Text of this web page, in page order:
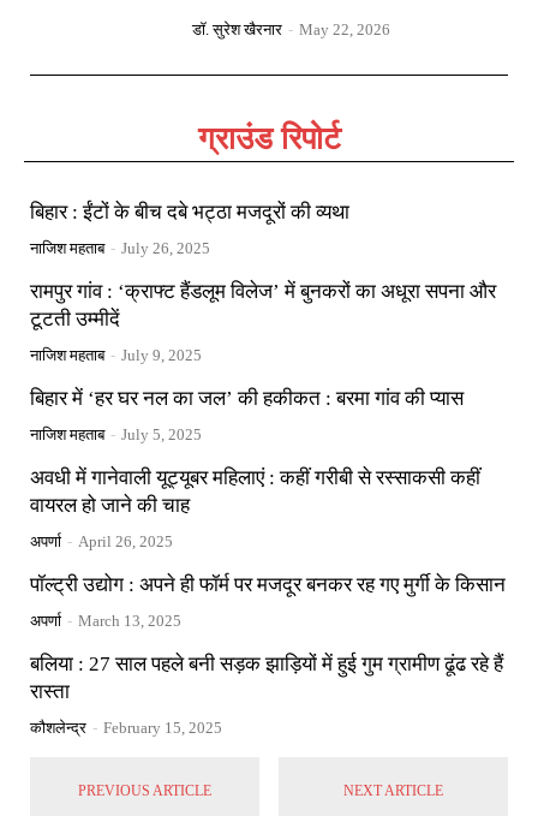
डॉ. सुरेश खैरनार - May 22, 2026
ग्राउंड रिपोर्ट
बिहार : ईंटों के बीच दबे भट्ठा मजदूरों की व्यथा
नाजिश महताब - July 26, 2025
रामपुर गांव : ‘क्राफ्ट हैंडलूम विलेज’ में बुनकरों का अधूरा सपना और
टूटती उम्मीदें
नाजिश महताब - July 9, 2025
बिहार में ‘हर घर नल का जल’ की हकीकत : बरमा गांव की प्यास
नाजिश महताब - July 5, 2025
अवधी में गानेवाली यूट्यूबर महिलाएं : कहीं गरीबी से रस्साकसी कहीं
वायरल हो जाने की चाह
अपर्णा - April 26, 2025
पॉल्ट्री उद्योग : अपने ही फॉर्म पर मजदूर बनकर रह गए मुर्गी के किसान
अपर्णा - March 13, 2025
बलिया : 27 साल पहले बनी सड़क झाड़ियों में हुई गुम ग्रामीण ढूंढ रहे हैं
रास्ता
कौशलेन्द्र - February 15, 2025
PREVIOUS ARTICLE NEXT ARTICLE